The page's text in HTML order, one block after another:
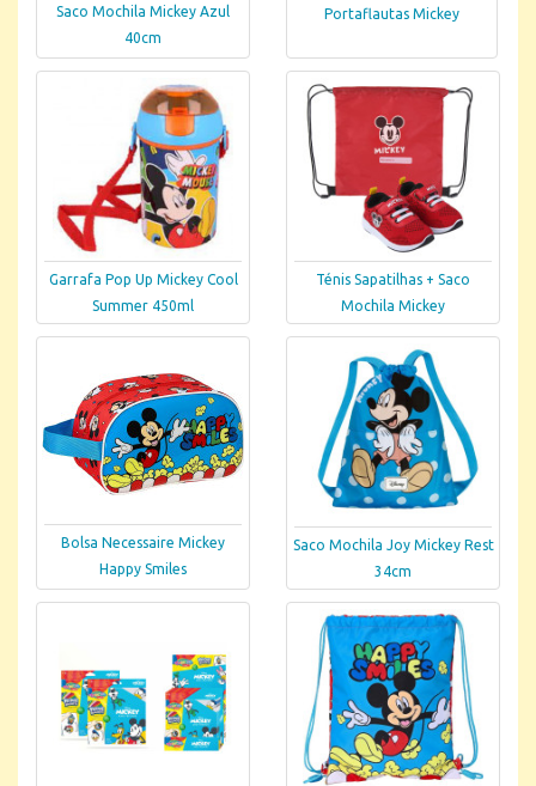
Saco Mochila Mickey Azul
40cm
Portaflautas Mickey
Garrafa Pop Up Mickey Cool
Summer 450ml
Ténis Sapatilhas + Saco
Mochila Mickey
Bolsa Necessaire Mickey
Happy Smiles
Saco Mochila Joy Mickey Rest
34cm